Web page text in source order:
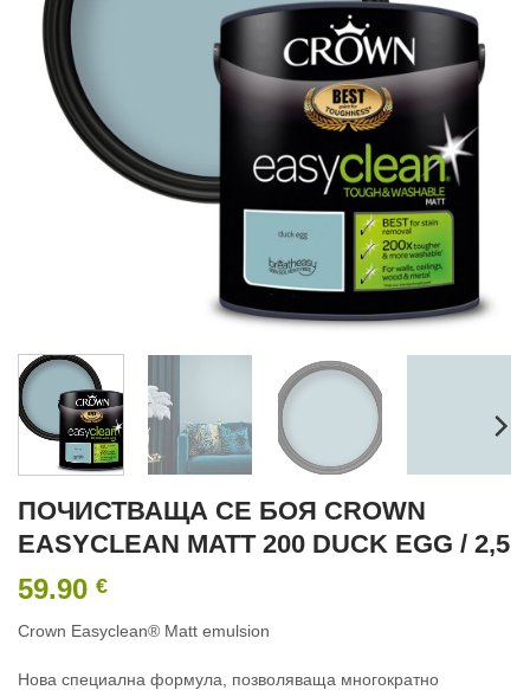
ПОЧИСТВАЩА СЕ БОЯ CROWN
EASYCLEAN MATT 200 DUCK EGG / 2,5
59.90 €
Crown Easyclean® Matt emulsion
Нова специална формула, позволяваща многократно